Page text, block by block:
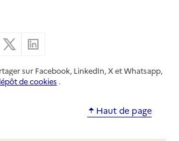
par email
Partager sur Facebook
Partager sur X
sur Facebook, LinkedIn, X et Whatsapp,
de cookies .
Haut de page